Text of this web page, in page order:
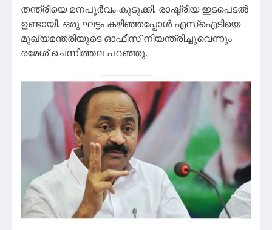
തന്ത്രിയെ മനപൂർവം കുടുക്കി. രാഷ്ട്രീയ ഇടപെടൽ
ഉണ്ടായി. ഒരു ഘട്ടം കഴിഞ്ഞപ്പോൾ എസ്‌ഐടിയെ
മുഖ്യമന്ത്രിയുടെ ഓഫീസ് നിയന്ത്രിച്ചുവെന്നും
രമേശ് ചെന്നിത്തല പറഞ്ഞു.